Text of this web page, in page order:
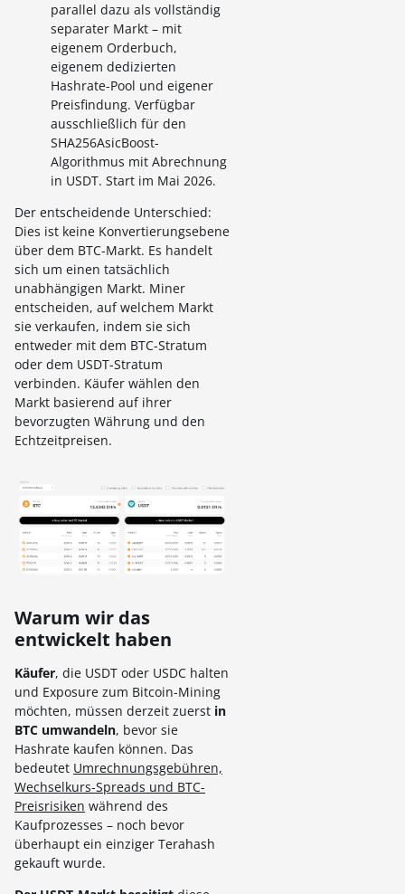
parallel dazu als vollständig
separater Markt – mit
eigenem Orderbuch,
eigenem dedizierten
Hashrate-Pool und eigener
Preisfindung. Verfügbar
ausschließlich für den
SHA256AsicBoost-
Algorithmus mit Abrechnung
in USDT. Start im Mai 2026.
Der entscheidende Unterschied:
Dies ist keine Konvertierungsebene
über dem BTC-Markt. Es handelt
sich um einen tatsächlich
unabhängigen Markt. Miner
entscheiden, auf welchem Markt
sie verkaufen, indem sie sich
entweder mit dem BTC-Stratum
oder dem USDT-Stratum
verbinden. Käufer wählen den
Markt basierend auf ihrer
bevorzugten Währung und den
Echtzeitpreisen.
Warum wir das
entwickelt haben
Käufer, die USDT oder USDC halten
und Exposure zum Bitcoin-Mining
möchten, müssen derzeit zuerst in
BTC umwandeln, bevor sie
Hashrate kaufen können. Das
bedeutet Umrechnungsgebühren,
Wechselkurs-Spreads und BTC-
Preisrisiken während des
Kaufprozesses – noch bevor
überhaupt ein einziger Terahash
gekauft wurde.